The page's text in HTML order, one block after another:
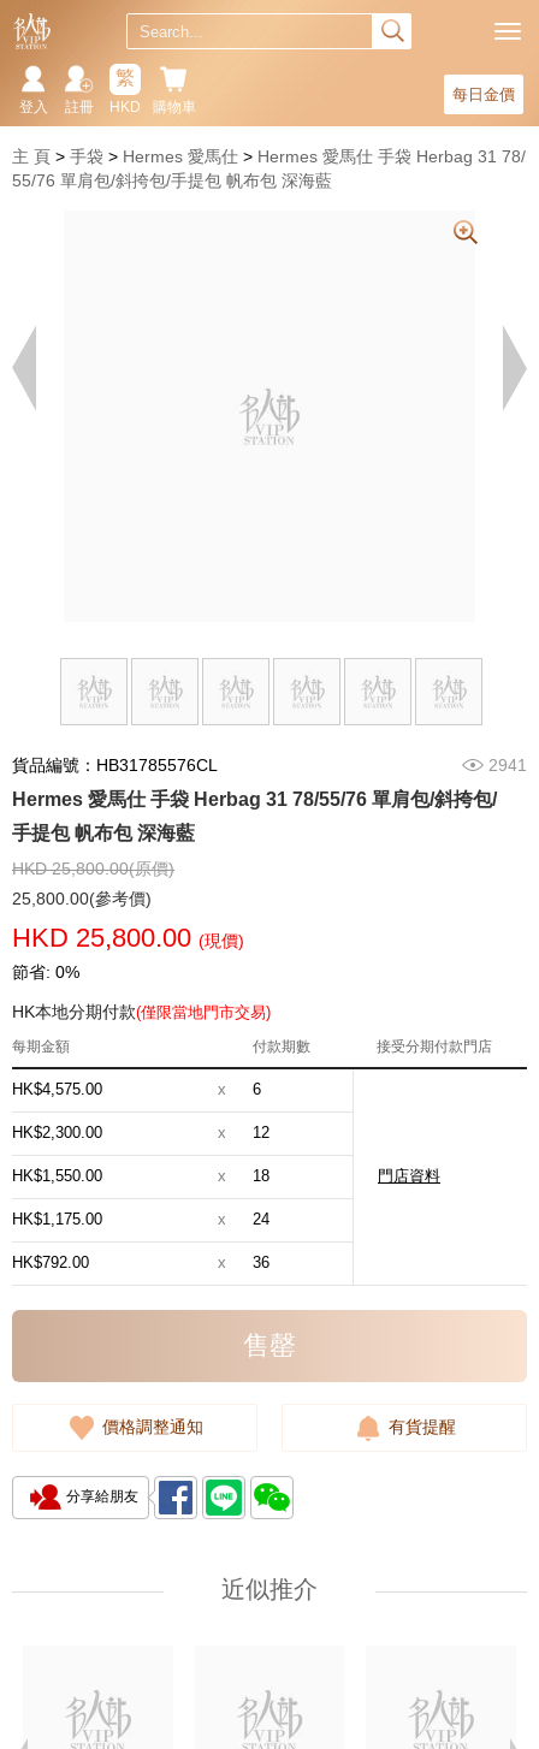
每日金價
購物車
繁
HKD
註冊
登入
主 頁 手袋 Hermes 愛馬仕
Hermes 愛馬仕 手袋 Herbag 31 78/
55/76 單肩包/斜挎包/手提包 帆布包 深海藍
貨品編號：HB31785576CL 2941
Hermes 愛馬仕 手袋 Herbag 31 78/55/76 單肩包/斜挎包/
手提包 帆布包 深海藍
HKD 25,800.00(原價)
25,800.00(參考價)
HKD 25,800.00 (現價)
節省: 0%
HK本地分期付款(僅限當地門市交易)
每期金額 付款期數 接受分期付款門店
HK$4,575.00 x 6
門店資料
HK$2,300.00 x 12
HK$1,550.00 x 18
HK$1,175.00 x 24
HK$792.00 x 36
售罄
價格調整通知 有貨提醒
分享給朋友
近似推介